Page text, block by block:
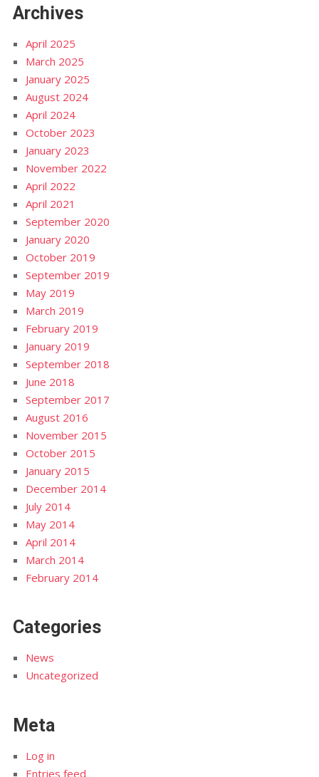
Archives
April 2025
March 2025
January 2025
August 2024
April 2024
October 2023
January 2023
November 2022
April 2022
April 2021
September 2020
January 2020
October 2019
September 2019
May 2019
March 2019
February 2019
January 2019
September 2018
June 2018
September 2017
August 2016
November 2015
October 2015
January 2015
December 2014
July 2014
May 2014
April 2014
March 2014
February 2014
Categories
News
Uncategorized
Meta
Log in
Entries feed